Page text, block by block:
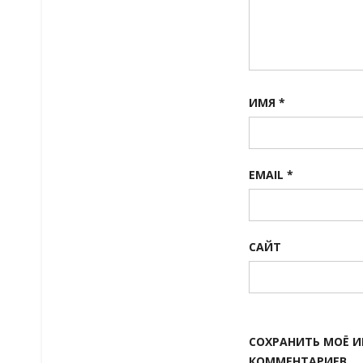
ИМЯ *
EMAIL *
САЙТ
СОХРАНИТЬ МОЁ